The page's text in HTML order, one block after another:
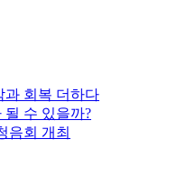
과 회복 더하다
될 수 있을까?
음회 개최